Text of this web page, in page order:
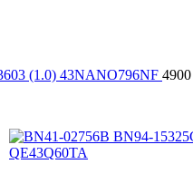
(1.0) 43NANO796NF 4900